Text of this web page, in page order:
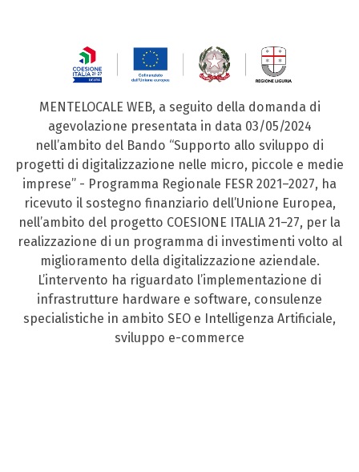
MENTELOCALE WEB, a seguito della domanda di
agevolazione presentata in data 03/05/2024
nell’ambito del Bando “Supporto allo sviluppo di
progetti di digitalizzazione nelle micro, piccole e medie
imprese” - Programma Regionale FESR 2021–2027, ha
ricevuto il sostegno finanziario dell’Unione Europea,
nell’ambito del progetto COESIONE ITALIA 21–27, per la
realizzazione di un programma di investimenti volto al
miglioramento della digitalizzazione aziendale.
L’intervento ha riguardato l’implementazione di
infrastrutture hardware e software, consulenze
specialistiche in ambito SEO e Intelligenza Artificiale,
sviluppo e-commerce